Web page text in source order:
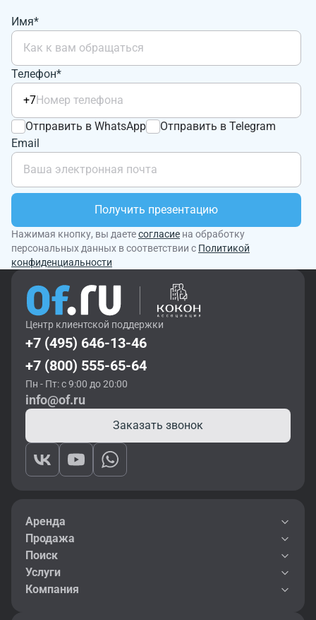
Имя*
Телефон*
+7
Отправить в WhatsApp
Отправить в Telegram
Email
Получить презентацию
Нажимая кнопку, вы даетесогласие на обработку
персональных данных в соответствии с Политикой
конфиденциальности
Центр клиентской поддержки
+7 (495) 646-13-46
+7 (800) 555-65-64
Пн - Пт: с 9:00 до 20:00
info@of.ru
Заказать звонок
Аренда
Продажа
Поиск
Услуги
Компания